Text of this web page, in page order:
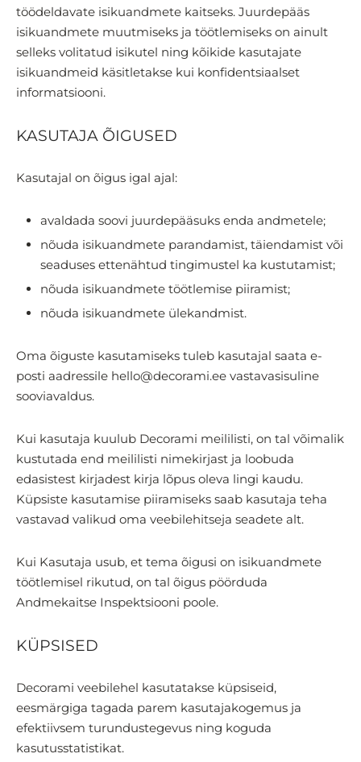
töödeldavate isikuandmete kaitseks. Juurdepääs
isikuandmete muutmiseks ja töötlemiseks on ainult
selleks volitatud isikutel ning kõikide kasutajate
isikuandmeid käsitletakse kui konfidentsiaalset
informatsiooni.
KASUTAJA ÕIGUSED
Kasutajal on õigus igal ajal:
avaldada soovi juurdepääsuks enda andmetele;
nõuda isikuandmete parandamist, täiendamist või
seaduses ettenähtud tingimustel ka kustutamist;
nõuda isikuandmete töötlemise piiramist;
nõuda isikuandmete ülekandmist.
Oma õiguste kasutamiseks tuleb kasutajal saata e-
posti aadressile hello@decorami.ee vastavasisuline
sooviavaldus.
Kui kasutaja kuulub Decorami meililisti, on tal võimalik
kustutada end meililisti nimekirjast ja loobuda
edasistest kirjadest kirja lõpus oleva lingi kaudu.
Küpsiste kasutamise piiramiseks saab kasutaja teha
vastavad valikud oma veebilehitseja seadete alt.
Kui Kasutaja usub, et tema õigusi on isikuandmete
töötlemisel rikutud, on tal õigus pöörduda
Andmekaitse Inspektsiooni poole.
KÜPSISED
Decorami veebilehel kasutatakse küpsiseid,
eesmärgiga tagada parem kasutajakogemus ja
efektiivsem turundustegevus ning koguda
kasutusstatistikat.